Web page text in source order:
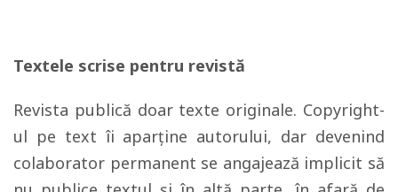
Textele scrise pentru revistă
Revista publică doar texte originale. Copyright-
ul pe text îi aparține autorului, dar devenind
colaborator permanent se angajează implicit să